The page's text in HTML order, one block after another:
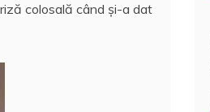
colosală când şi-a dat